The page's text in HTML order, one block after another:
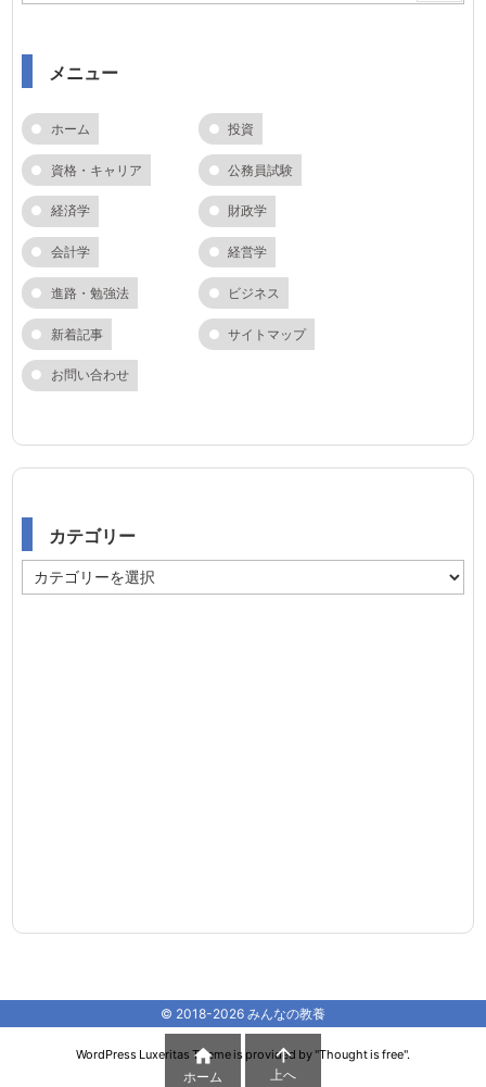
メニュー
ホーム 投資
資格・キャリア 公務員試験
経済学 財政学
会計学 経営学
進路・勉強法 ビジネス
新着記事 サイトマップ
お問い合わせ
カテゴリー
テ
© 2018-2026 みんなの教養
WordPress Luxeritas Theme is provided by "Thought is free".

ホーム

上へ